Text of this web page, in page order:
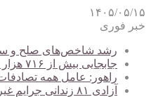
۱۴۰۵/۰۵/۱۵
خبر فوری
رشد شاخص‌های صلح و
جابجایی بیش از ۷۱۶ هزار مسافر با متروی تهران در مراسم جاماندگان اربعین
راهور: عامل همه
آزادی ۸۱ زندانی جرایم غیرعمد در تهران همزمان با اربعین